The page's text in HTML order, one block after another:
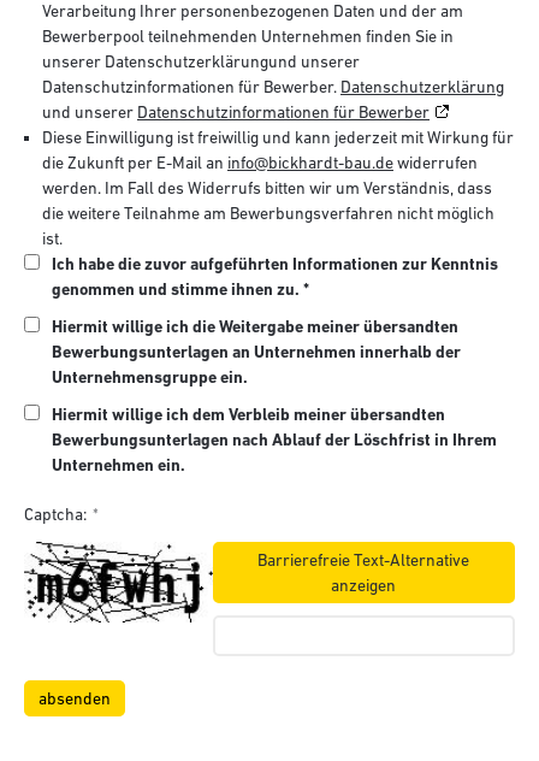
Verarbeitung Ihrer personenbezogenen Daten und der am
Bewerberpool teilnehmenden Unternehmen finden Sie in
unserer Datenschutzerklärungund unserer
Datenschutzinformationen für Bewerber. Datenschutzerklärung
und unserer Datenschutzinformationen für Bewerber
Diese Einwilligung ist freiwillig und kann jederzeit mit Wirkung für
die Zukunft per E-Mail an info@bickhardt-bau.dewiderrufen
werden. Im Fall des Widerrufs bitten wir um Verständnis, dass
die weitere Teilnahme am Bewerbungsverfahren nicht möglich
ist.
Ich habe die zuvor aufgeführten Informationen zur Kenntnis
genommen und stimme ihnen zu. *
Hiermit willige ich die Weitergabe meiner übersandten
Bewerbungsunterlagen an Unternehmen innerhalb der
Unternehmensgruppe ein.
Hiermit willige ich dem Verbleib meiner übersandten
Bewerbungsunterlagen nach Ablauf der Löschfrist in Ihrem
Unternehmen ein.
Captcha:
Barrierefreie Text-Alternative
anzeigen